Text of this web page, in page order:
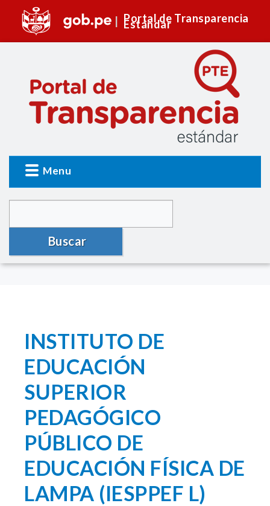
Portal de Transparencia
Estándar
Menu
Buscar
INSTITUTO DE
EDUCACIÓN
SUPERIOR
PEDAGÓGICO
PÚBLICO DE
EDUCACIÓN FÍSICA DE
LAMPA (IESPPEF L)